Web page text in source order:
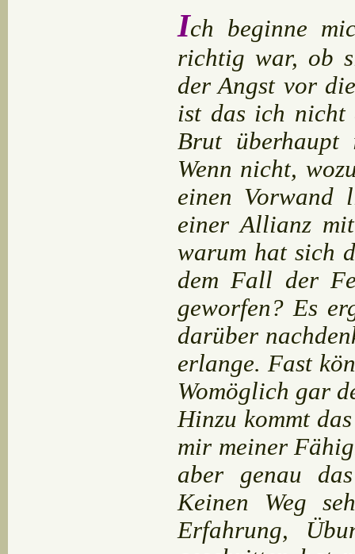
Ich beginne
richtig war, ob
der Angst vor
ist das ich nicht
Brut überhaupt
Wenn nicht,
einen Vorwand
einer Allianz
warum hat sich
dem Fall der
geworfen? Es
darüber
erlange. Fast
Womöglich gar
Hinzu kommt
mir meiner
aber genau
Keinen Weg
Erfahrung,